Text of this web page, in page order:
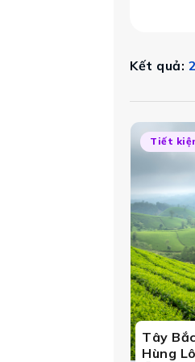
dân tộc vùng cao.
Kết quả:
Tiết
Tây
Hùng